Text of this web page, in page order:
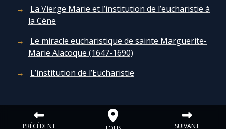
La Vierge Marie et l’institution de l’eucharistie à
la Cène
Le miracle eucharistique de sainte Marguerite-
Marie Alacoque (1647-1690)
L’institution de l’Eucharistie
PRÉCÉDENT SUIVANT